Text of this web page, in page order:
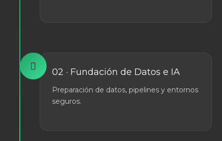
02 · Fundación de Datos e IA
Preparación de datos, pipelines y entornos
seguros.